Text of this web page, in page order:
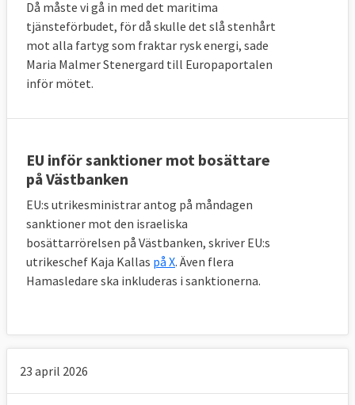
område 2014-2018. Det klart största av
Då måste vi gå in med det maritima
tjänsteförbudet, för då skulle det slå stenhårt
mot alla fartyg som fraktar rysk energi, sade
Maria Malmer Stenergard till Europaportalen
inför mötet.
EU inför sanktioner mot bosättare
på Västbanken
EU:s utrikesministrar antog på måndagen
sanktioner mot den israeliska
bosättarrörelsen på Västbanken, skriver EU:s
utrikeschef Kaja Kallas på X. Även flera
Hamasledare ska inkluderas i sanktionerna.
23 april 2026